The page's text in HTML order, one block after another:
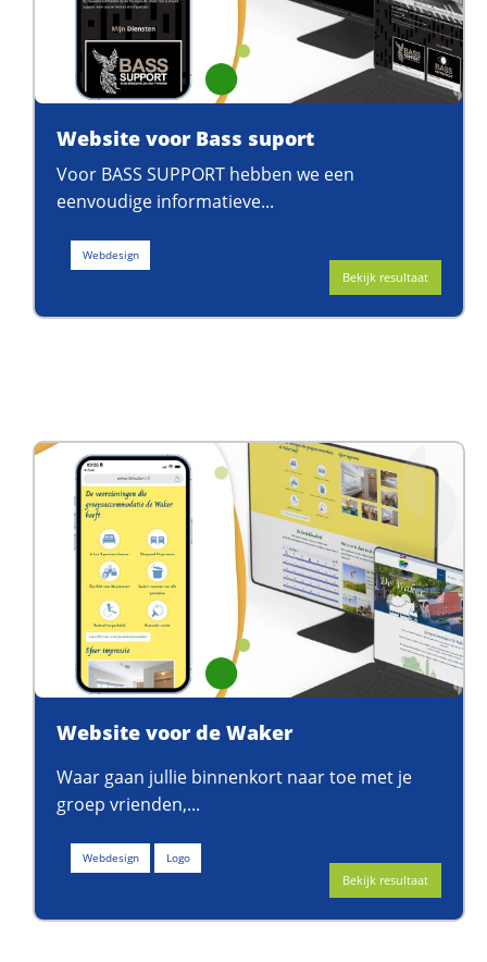
Website voor Bass suport
Voor BASS SUPPORT hebben we een
eenvoudige informatieve...
Webdesign
Bekijk resultaat
Website voor de Waker
Waar gaan jullie binnenkort naar toe met je
groep vrienden,...
Webdesign Logo
Bekijk resultaat